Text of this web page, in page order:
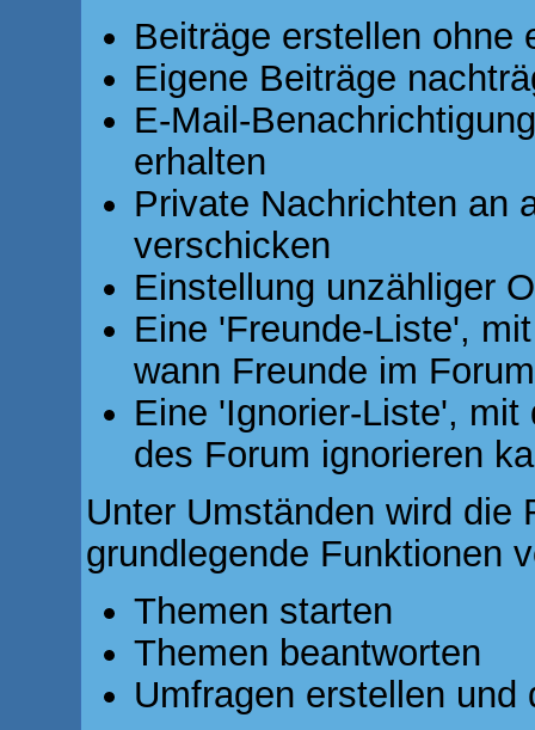
Beiträge erstellen ohne
Eigene Beiträge
E-Mail-
erhalten
Private Nachrichten an
verschicken
Einstellung unzähliger
Eine 'Freunde-Liste',
wann Freunde im
Eine 'Ignorier-Liste',
des Forum ignorieren
Unter Umständen wird die
grundlegende Funktionen
Themen starten
Themen beantworten
Umfragen erstellen und